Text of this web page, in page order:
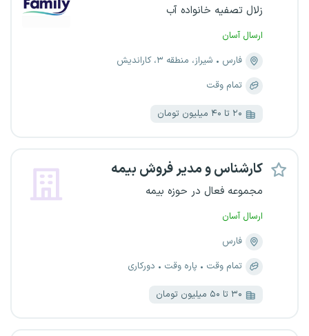
زلال تصفیه خانواده آب
ارسال آسان
فارس
شیراز، منطقه ۳، کاراندیش
تمام وقت
۲۰ تا ۴۰ میلیون تومان
کارشناس و مدیر فروش بیمه
مجموعه فعال در حوزه بیمه
ارسال آسان
فارس
تمام وقت
پاره وقت دورکاری
۳۰ تا ۵۰ میلیون تومان